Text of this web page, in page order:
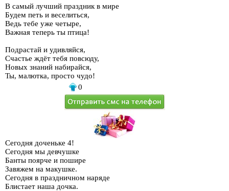
В самый лучший праздник в мире
Будем петь и веселиться,
Ведь тебе уже четыре,
Важная теперь ты птица!
Подрастай и удивляйся,
Счастье ждёт тебя повсюду,
Новых знаний набирайся,
Ты, малютка, просто чудо!
0
Сегодня доченьке 4!
Сегодня мы девчушке
Банты поярче и пошире
Завяжем на макушке.
Сегодня в праздничном наряде
Блистает наша дочка.